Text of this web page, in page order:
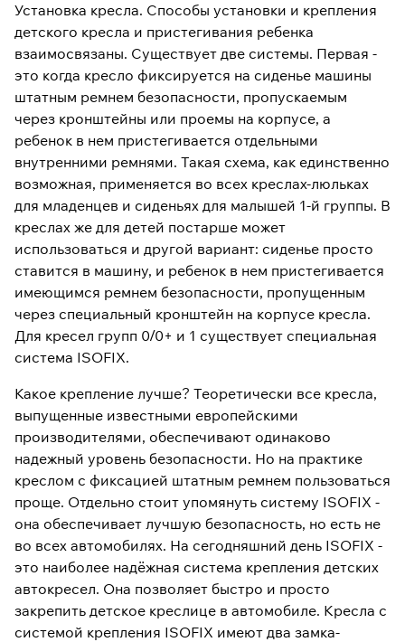
Установка кресла. Способы установки и крепления
детского кресла и пристегивания ребенка
взаимосвязаны. Существует две системы. Первая -
это когда кресло фиксируется на сиденье машины
штатным ремнем безопасности, пропускаемым
через кронштейны или проемы на корпусе, а
ребенок в нем пристегивается отдельными
внутренними ремнями. Такая схема, как единственно
возможная, применяется во всех креслах-люльках
для младенцев и сиденьях для малышей 1-й группы. В
креслах же для детей постарше может
использоваться и другой вариант: сиденье просто
ставится в машину, и ребенок в нем пристегивается
имеющимся ремнем безопасности, пропущенным
через специальный кронштейн на корпусе кресла.
Для кресел групп 0/0+ и 1 существует специальная
система ISOFIX.
Какое крепление лучше? Теоретически все кресла,
выпущенные известными европейскими
производителями, обеспечивают одинаково
надежный уровень безопасности. Но на практике
креслом с фиксацией штатным ремнем пользоваться
проще. Отдельно стоит упомянуть систему ISOFIX -
она обеспечивает лучшую безопасность, но есть не
во всех автомобилях. На сегодняшний день ISOFIX -
это наиболее надёжная система крепления детских
автокресел. Она позволяет быстро и просто
закрепить детское креслице в автомобиле. Кресла с
системой крепления ISOFIX имеют два замка-